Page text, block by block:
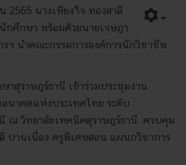
นางเพียงใจ ทองสาลี
ศึกษา พร้อมด้วยนายเจษฎา
ฯ นำคณะกรรมการองค์การนักวิชาชีพ
าสุราษฎร์ธานี เข้าร่วมประชุมงาน
นาคตแห่งประเทศไทย ระดับ
ณ วิทยาลัยเทคนิคสุราษฎร์ธานี ควบคุม
ปานเนื่อง ครูพิเศษสอน แผนกวิชาการ